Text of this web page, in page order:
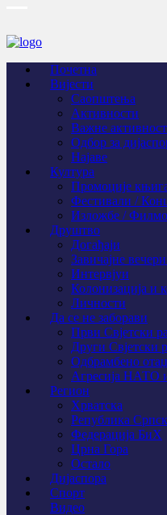
Почетна
Вијести
Саопштења
Активности
Важне
Одбор за
Најаве
Култура
Промоције
Фестивали /
Изложбе /
Друштво
Догађаји
Завичајне
Интервјуи
Колонизација и
Личности
Да се не заборави
Први Свјeтски
Други Свјетски
Одбрамбено
Агресија НАТО
Регион
Хрватска
Република
Федерација БиХ
Црна Гора
Остало
Дијаспора
Спорт
Видео